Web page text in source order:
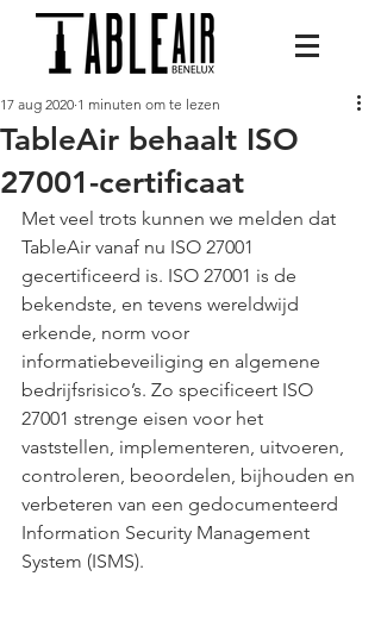
TableAir behaalt ISO
27001-certificaat
17 aug 2020 1 minuten om te lezen
Met veel trots kunnen we melden dat
TableAir vanaf nu ISO 27001
gecertificeerd is. ISO 27001 is de
bekendste, en tevens wereldwijd
erkende, norm voor
informatiebeveiliging en algemene
bedrijfsrisico’s. Zo specificeert ISO
27001 strenge eisen voor het
vaststellen, implementeren, uitvoeren,
controleren, beoordelen, bijhouden en
verbeteren van een gedocumenteerd
Information Security Management
System (ISMS).